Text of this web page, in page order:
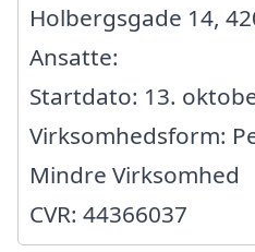
Holbergsgade 14,
Ansatte:
Startdato: 13.
Virksomhedsform:
Mindre Virksomhed
CVR: 44366037